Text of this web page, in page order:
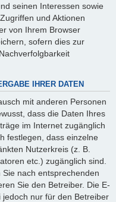
seinen Interessen sowie
und Aktionen
von Ihrem Browser
sofern dies zur
IHRER DATEN
mit anderen Personen
dass die Daten Ihres
im Internet zugänglich
festlegen, dass einzelne
Nutzerkreis (z. B.
etc.) zugänglich sind.
nach entsprechenden
Sie den Betreiber. Die E-
nur für den Betreiber